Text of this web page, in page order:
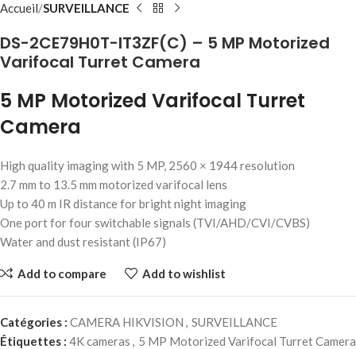
Accueil SURVEILLANCE
DS-2CE79H0T-IT3ZF(C) – 5 MP Motorized
Varifocal Turret Camera
5 MP Motorized Varifocal Turret
Camera
High quality imaging with 5 MP, 2560 × 1944 resolution
2.7 mm to 13.5 mm motorized varifocal lens
Up to 40 m IR distance for bright night imaging
One port for four switchable signals (TVI/AHD/CVI/CVBS)
Water and dust resistant (IP67)
Add to compare Add to wishlist
Catégories : CAMERA HIKVISION , SURVEILLANCE
Étiquettes : 4K cameras , 5 MP Motorized Varifocal Turret Camera